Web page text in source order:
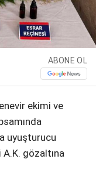
İhbar Hattı
Instagram
Youtube
ABONE OL
ekimi ve
uyuşturucu
gözaltına